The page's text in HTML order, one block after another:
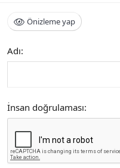
Önizleme yap
Adı
İnsan doğrulaması